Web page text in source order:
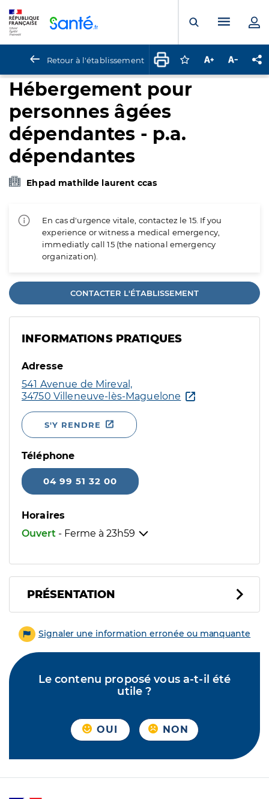
Ouvrir laMenu
Retour à l'établissement Connectez-vous
Augmenter la
Hébergement pour
personnes âgées
dépendantes - p.a.
dépendantes
Ehpad mathilde laurent ccas
En cas d'urgence vitale, contactez le 15. If you
experience or witness a medical emergency,
immediatly call 15 (the national emergency
organization).
CONTACTER L'ÉTABLISSEMENT
INFORMATIONS PRATIQUES
Adresse
541 Avenue de Mireval,
34750 Villeneuve-lès-Maguelone
S'Y RENDRE
Téléphone
04 99 51 32 00
Horaires
Ouvert - Ferme à 23h59
PRÉSENTATION
Signaler une information erronée ou manquante
Le contenu proposé vous a-t-il été
utile ?
OUI NON